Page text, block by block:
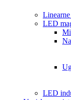
LED
LED